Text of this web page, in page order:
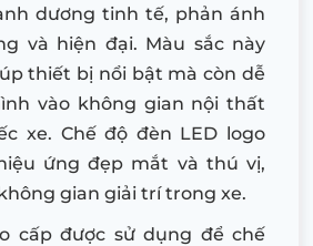
dương tinh tế, phản ánh
và hiện đại. Màu sắc này
thiết bị nổi bật mà còn dễ
vào không gian nội thất
xe. Chế độ đèn LED logo
ứng đẹp mắt và thú vị,
gian giải trí trong xe.
cấp được sử dụng để chế